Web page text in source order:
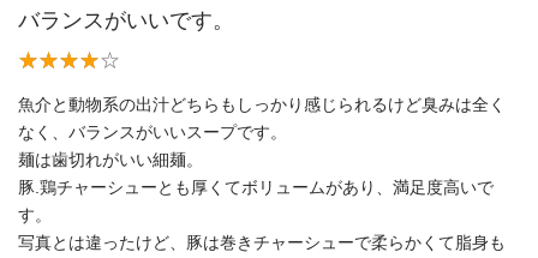
バランスがいいです。
魚介と動物系の出汁どちらもしっかり感じられるけど臭みは全く
なく、バランスがいいスープです。
麺は歯切れがいい細麺。
豚.鶏チャーシューとも厚くてボリュームがあり、満足度高いで
す。
写真とは違ったけど、豚は巻きチャーシューで柔らかくて脂身も